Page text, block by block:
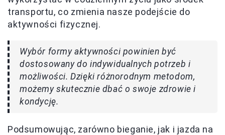
transportu, co zmienia nasze podejście do
aktywności fizycznej.
Wybór formy aktywności powinien być
dostosowany do indywidualnych potrzeb i
możliwości. Dzięki różnorodnym metodom,
możemy skutecznie dbać o swoje zdrowie i
kondycję.
Podsumowując, zarówno bieganie, jak i jazda na